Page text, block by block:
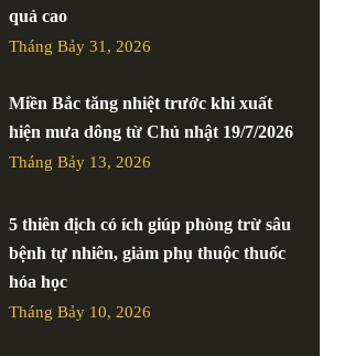
quả cao
Tháng Bảy 31, 2026
Miền Bắc tăng nhiệt trước khi xuất
hiện mưa dông từ Chủ nhật 19/7/2026
Tháng Bảy 13, 2026
5 thiên địch có ích giúp phòng trừ sâu
bệnh tự nhiên, giảm phụ thuộc thuốc
hóa học
Tháng Bảy 10, 2026